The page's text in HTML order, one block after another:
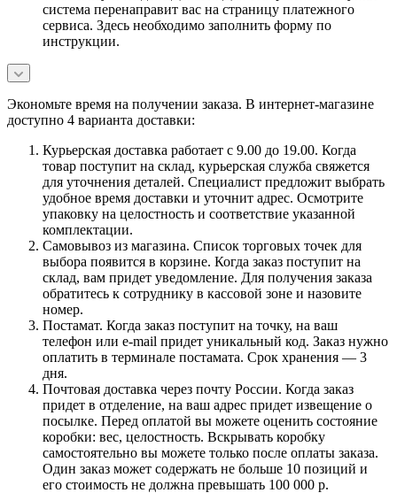
система перенаправит вас на страницу платежного
сервиса. Здесь необходимо заполнить форму по
инструкции.
Экономьте время на получении заказа. В интернет-магазине
доступно 4 варианта доставки:
Курьерская доставка работает с 9.00 до 19.00. Когда
товар поступит на склад, курьерская служба свяжется
для уточнения деталей. Специалист предложит выбрать
удобное время доставки и уточнит адрес. Осмотрите
упаковку на целостность и соответствие указанной
комплектации.
Самовывоз из магазина. Список торговых точек для
выбора появится в корзине. Когда заказ поступит на
склад, вам придет уведомление. Для получения заказа
обратитесь к сотруднику в кассовой зоне и назовите
номер.
Постамат. Когда заказ поступит на точку, на ваш
телефон или e-mail придет уникальный код. Заказ нужно
оплатить в терминале постамата. Срок хранения — 3
дня.
Почтовая доставка через почту России. Когда заказ
придет в отделение, на ваш адрес придет извещение о
посылке. Перед оплатой вы можете оценить состояние
коробки: вес, целостность. Вскрывать коробку
самостоятельно вы можете только после оплаты заказа.
Один заказ может содержать не больше 10 позиций и
его стоимость не должна превышать 100 000 р.